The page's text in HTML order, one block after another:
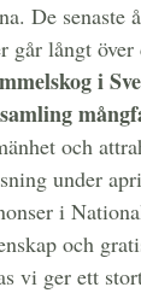
De senaste
går långt över
i
och
under
i
och
vi ger ett